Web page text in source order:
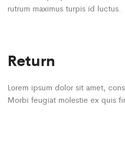
rutrum maximus turpis id luctus.
Return
Lorem ipsum dolor sit amet,
Morbi feugiat molestie ex quis